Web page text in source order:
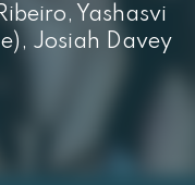
Yashasvi
Josiah Davey